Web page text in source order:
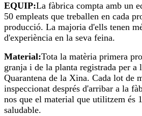
EQUIP:La fàbrica compta amb un
50 empleats que treballen en cada
producció. La majoria d'ells tenen
d'experiència en la seva feina.
Material:Tota la matèria primera
granja i de la planta registrada per a
Quarantena de la Xina. Cada lot de
inspeccionat després d'arribar a la
nos que el material que utilitzem és
saludable.